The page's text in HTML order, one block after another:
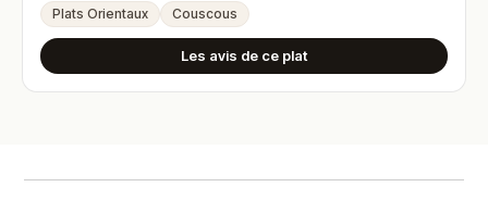
Plats Orientaux Couscous
Les avis de ce plat